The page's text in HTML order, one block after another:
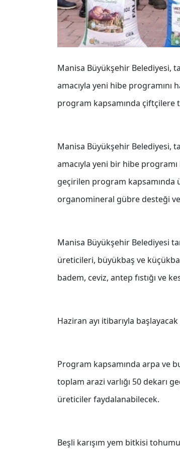
Manisa Büyükşehir Belediyesi,
amacıyla yeni hibe programını
program kapsamında çiftçilere
Manisa Büyükşehir Belediyesi,
amacıyla yeni bir hibe
geçirilen program
organomineral gübre desteği
Manisa Büyükşehir Belediyesi
üreticileri, büyükbaş ve
badem, ceviz, antep fıstığı ve
Haziran ayı itibarıyla
Program kapsamında arpa ve
toplam arazi varlığı 50 dekarı
üreticiler faydalanabilecek.
Beşli karışım yem bitkisi